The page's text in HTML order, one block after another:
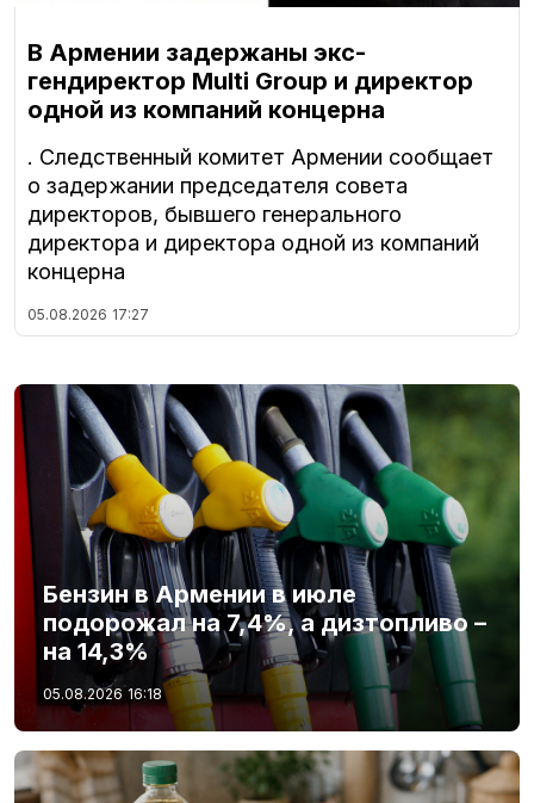
В Армении задержаны экс-
гендиректор Multi Group и директор
одной из компаний концерна
. Следственный комитет Армении сообщает
о задержании председателя совета
директоров, бывшего генерального
директора и директора одной из компаний
концерна
05.08.2026 17:27
Бензин в Армении в июле
подорожал на 7,4%, а дизтопливо –
на 14,3%
05.08.2026 16:18